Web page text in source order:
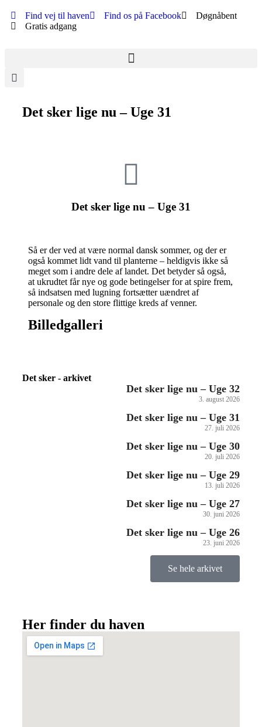
Find vej til haven Find os på Facebook
Døgnåbent
Gratis adgang
Det sker lige nu – Uge 31
Det sker lige nu – Uge 31
Så er der ved at være normal dansk sommer, og der er
også kommet lidt vand til planterne – heldigvis ikke så
meget som i andre dele af landet. Det betyder så også,
at ukrudtet får nye og gode betingelser for at spire frem,
så indsatsen med lugning fortsætter uændret af
personale og den store flittige kreds af venner.
Billedgalleri
Det sker - arkivet
Det sker lige nu – Uge 32
3. august 2026
Det sker lige nu – Uge 31
27. juli 2026
Det sker lige nu – Uge 30
20. juli 2026
Det sker lige nu – Uge 29
13. juli 2026
Det sker lige nu – Uge 27
30. juni 2026
Det sker lige nu – Uge 26
23. juni 2026
Se hele arkivet
Her finder du haven